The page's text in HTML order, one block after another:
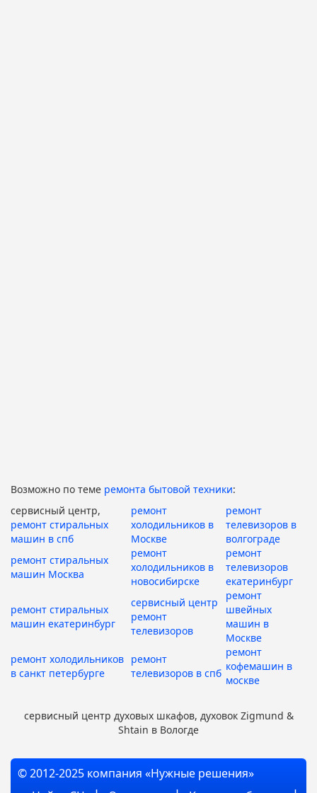
Возможно по теме ремонта бытовой техники:
сервисный центр,
ремонт стиральных
машин в спб
ремонт
холодильников в
Москве
ремонт
телевизоров в
волгограде
ремонт стиральных
машин Москва
ремонт
холодильников в
новосибирске
ремонт
телевизоров
екатеринбург
ремонт стиральных
машин екатеринбург
сервисный центр
ремонт
телевизоров
ремонт
швейных
машин в
Москве
ремонт холодильников
в санкт петербурге
ремонт
телевизоров в спб
ремонт
кофемашин в
москве
сервисный центр духовых шкафов, духовок Zigmund &
Shtain в Вологде
© 2012-2025 компания «Нужные решения»